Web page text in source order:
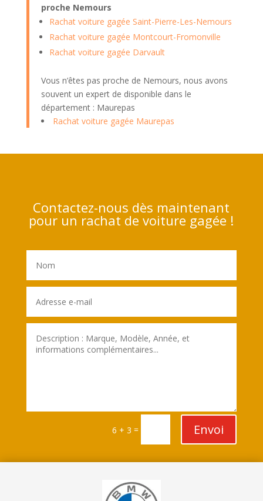
proche Nemours
Rachat voiture gagée Saint-Pierre-Les-Nemours
Rachat voiture gagée Montcourt-Fromonville
Rachat voiture gagée Darvault
Vous n’êtes pas proche de Nemours, nous avons
souvent un expert de disponible dans le
département : Maurepas
Rachat voiture gagée Maurepas
Contactez-nous dès maintenant
pour un rachat de voiture gagée !
6 + 3 = Envoi